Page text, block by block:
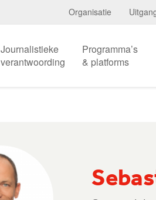
Organisatie
Journalistieke
verantwoording
Programma’s
& platforms